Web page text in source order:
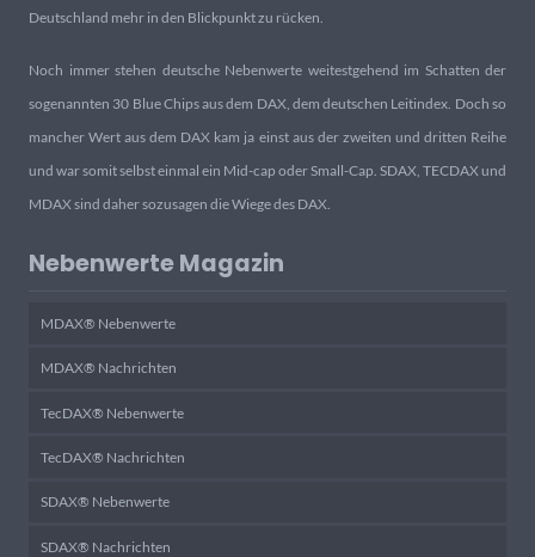
Deutschland mehr in den Blickpunkt zu rücken.
Noch immer stehen deutsche Nebenwerte weitestgehend im Schatten der
sogenannten 30 Blue Chips aus dem DAX, dem deutschen Leitindex. Doch so
mancher Wert aus dem DAX kam ja einst aus der zweiten und dritten Reihe
und war somit selbst einmal ein Mid-cap oder Small-Cap. SDAX, TECDAX und
MDAX sind daher sozusagen die Wiege des DAX.
Nebenwerte Magazin
MDAX® Nebenwerte
MDAX® Nachrichten
TecDAX® Nebenwerte
TecDAX® Nachrichten
SDAX® Nebenwerte
SDAX® Nachrichten